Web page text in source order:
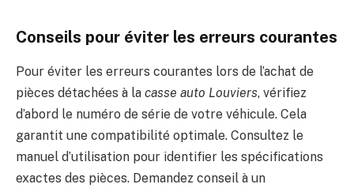
Conseils pour éviter les erreurs courantes
Pour éviter les erreurs courantes lors de l’achat de
pièces détachées à la casse auto Louviers, vérifiez
d’abord le numéro de série de votre véhicule. Cela
garantit une compatibilité optimale. Consultez le
manuel d’utilisation pour identifier les spécifications
exactes des pièces. Demandez conseil à un